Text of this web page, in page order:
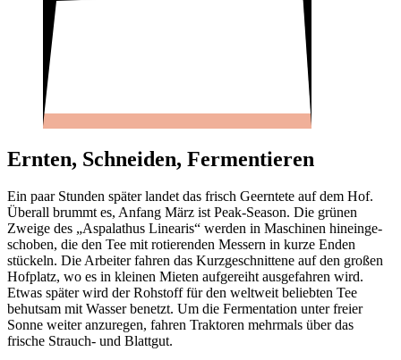
Ernten, Schneiden, Fermen­tieren
Ein paar Stunden später landet das frisch Geern­tete auf dem Hof.
Überall brummt es, Anfang März ist Peak-Season. Die grünen
Zweige des „Aspa­la­thus Linearis“ werden in Maschinen hinein­ge­
schoben, die den Tee mit rotie­renden Messern in kurze Enden
stückeln. Die Arbeiter fahren das Kurz­ge­schnit­tene auf den großen
Hofplatz, wo es in kleinen Mieten aufge­reiht ausge­fahren wird.
Etwas später wird der Rohstoff für den welt­weit beliebten Tee
behutsam mit Wasser benetzt. Um die Fermen­ta­tion unter freier
Sonne weiter anzu­regen, fahren Trak­toren mehr­mals über das
frische Strauch- und Blattgut.